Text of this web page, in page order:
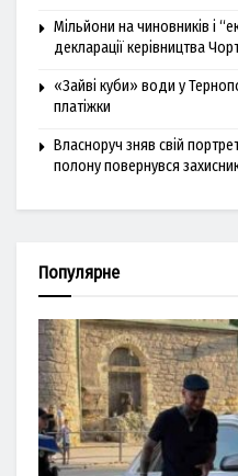
Мільйони на чиновників і
декларації керівництва
«Зайві куби» води у
платіжки
Власноруч зняв свій
полону повернувся
Популярне